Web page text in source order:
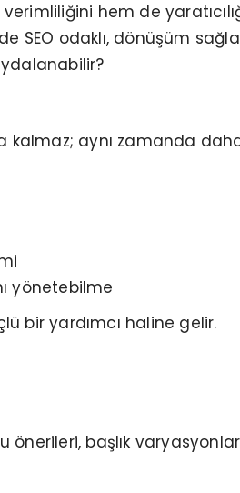
hem de
SEO odaklı, dönüşüm
kalmaz; aynı zamanda
yönetebilme
bir yardımcı haline gelir.
başlık